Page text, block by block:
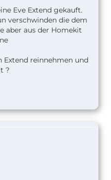
Eve Extend gekauft.
verschwinden die dem
aber aus der Homekit
Extend reinnehmen und
?